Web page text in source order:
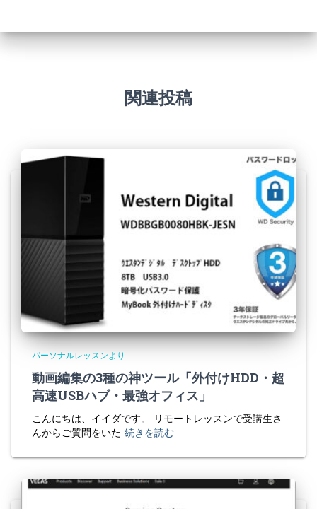
関連投稿
パーソナルレッスンより
動画編集の3種の神ツール「外付けHDD・超
高速USBハブ・最強オフィス」
こんにちは、イイダです。 リモートレッスンで受講生さ
んからご質問をいた 続きを読む